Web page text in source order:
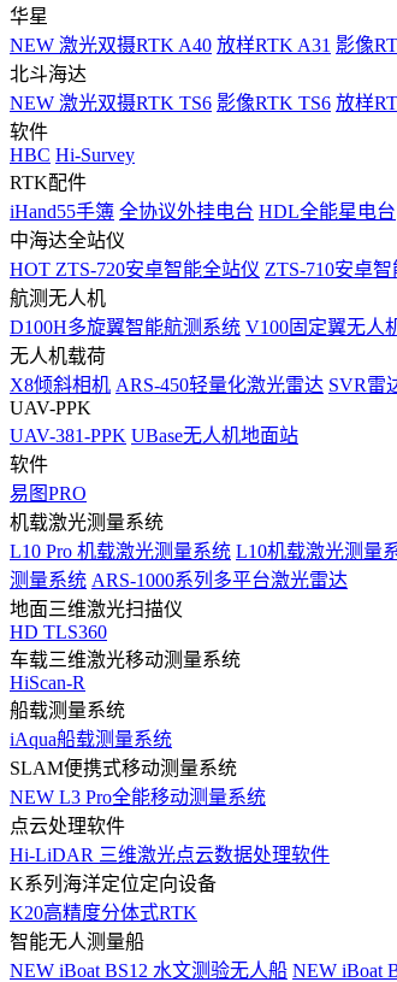
华星
NEW 激光双摄RTK A40 放样RTK A31 影像
北斗海达
NEW 激光双摄RTK TS6 影像RTK TS6 放样
软件
HBC Hi-Survey
RTK配件
iHand55手簿 全协议外挂电台 HDL全能星电台
中海达全站仪
HOT ZTS-720安卓智能全站仪 ZTS-710安卓
航测无人机
D100H多旋翼智能航测系统 V100固定翼无人
无人机载荷
X8倾斜相机 ARS-450轻量化激光雷达 SVR雷
UAV-PPK
UAV-381-PPK UBase无人机地面站
软件
易图PRO
机载激光测量系统
L10 Pro 机载激光测量系统 L10机载激光测量
测量系统 ARS-1000系列多平台激光雷达
地面三维激光扫描仪
HD TLS360
车载三维激光移动测量系统
HiScan-R
船载测量系统
iAqua船载测量系统
SLAM便携式移动测量系统
NEW L3 Pro全能移动测量系统
点云处理软件
Hi-LiDAR 三维激光点云数据处理软件
K系列海洋定位定向设备
K20高精度分体式RTK
智能无人测量船
NEW iBoat BS12 水文测验无人船 NEW iBoat